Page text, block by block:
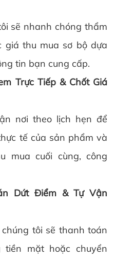
sẽ nhanh chóng thẩm
giá thu mua sơ bộ dựa
tin bạn cung cấp.
Trực Tiếp & Chốt Giá
nơi theo lịch hẹn để
tế của sản phẩm và
mua cuối cùng, công
Dứt Điểm & Tự Vận
tôi sẽ thanh toán
mặt hoặc chuyển